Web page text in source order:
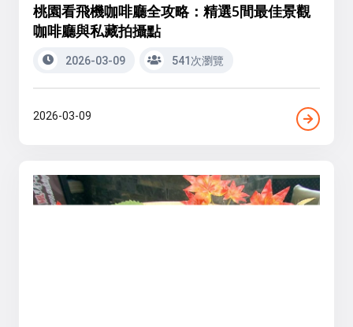
桃園看飛機咖啡廳全攻略：精選5間最佳景觀
咖啡廳與私藏拍攝點
2026-03-09 541次瀏覽
2026-03-09